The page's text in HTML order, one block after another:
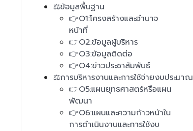
⚖️ข้อมูลพื้นฐาน
👉O1:โครงสร้างและอำนาจ
หน้าที่
👉O2:ข้อมูลผู้บริหาร
👉O3:ข้อมูลติดต่อ
👉O4:ข่าวประชาสัมพันธ์
⚖️การบริหารงานและการใช้จ่ายงบประมาณ
👉O5:แผนยุทธศาสตร์หรือแผน
พัฒนา
👉O6:แผนและความก้าวหน้าใน
การดำเนินงานและการใช้งบ